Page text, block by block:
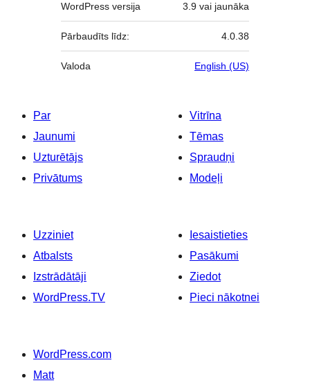
WordPress versija 3.9 vai jaunāka
Pārbaudīts līdz: 4.0.38
Valoda English (US)
Par
Jaunumi
Uzturētājs
Privātums
Vitrīna
Tēmas
Spraudņi
Modeļi
Uzziniet
Atbalsts
Izstrādātāji
WordPress.TV
Iesaistieties
Pasākumi
Ziedot
Pieci nākotnei
WordPress.com
Matt